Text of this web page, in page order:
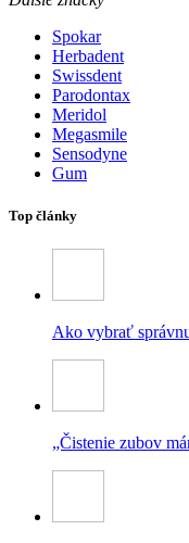
Spokar
Herbadent
Swissdent
Parodontax
Meridol
Megasmile
Sensodyne
Gum
Top články
Ako vybrať
„Čistenie zubov